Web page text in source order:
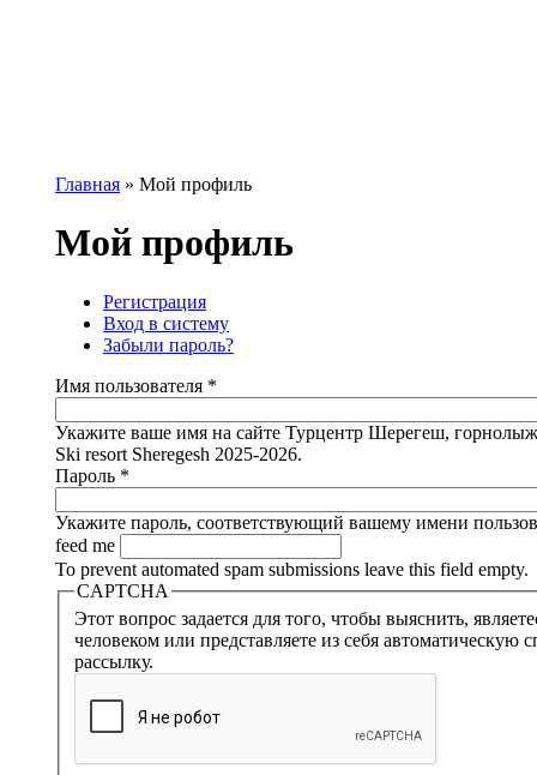
Главная » Мой профиль
Мой профиль
Главные вкладки
Регистрация
Вход в систему
Забыли пароль?
Имя пользователя *
Укажите ваше имя на сайте Турцентр Шерегеш,
Ski resort Sheregesh 2025-2026.
Пароль *
Укажите пароль, соответствующий вашему имени
feed me
To prevent automated spam submissions leave this field empty.
CAPTCHA
Этот вопрос задается для того, чтобы выяснить,
человеком или представляете из себя автоматическую
рассылку.